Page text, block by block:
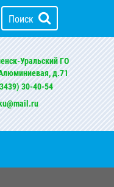
Поиск
Уральский ГО
д.71
30-40-54